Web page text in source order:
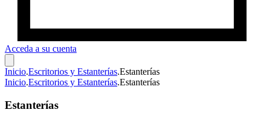
Acceda a su cuenta
Inicio.Escritorios y Estanterías.Estanterías
Inicio.Escritorios y Estanterías.Estanterías
Estanterías